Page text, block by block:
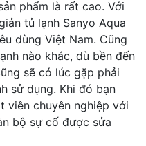
phẩm là rất cao. Với
tủ lạnh Sanyo Aqua
dùng Việt Nam. Cũng
nào khác, dù bền đến
sẽ có lúc gặp phải
sử dụng. Khi đó bạn
viên chuyên nghiệp với
bộ sự cố được sửa